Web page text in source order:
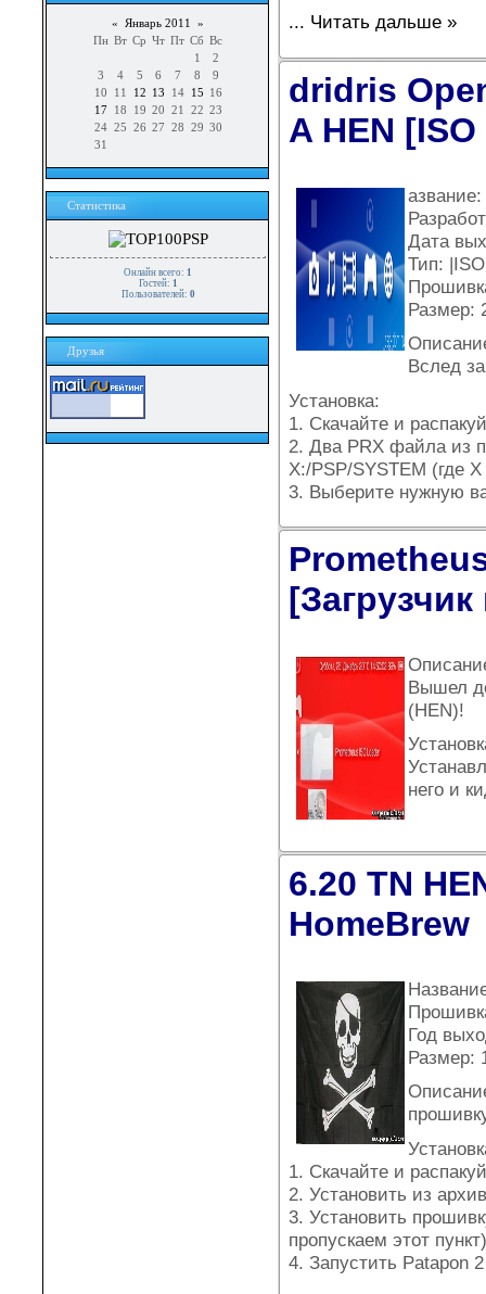
« Январь 2011
»
Пн Вт Ср Чт Пт Сб Вс
1
2
3
4 5 6 7 8
9
10
11 12 13 14 15
16
17
18 19 20 21 22 23
24 25 26 27 28 29 30
31
Статистика
Онлайн всего: 1
Гостей: 1
Пользователей: 0
Друзья
... Читать дальше »
dridris
A HEN
Дата
Тип:
Размер:
Вслед
Установка:
1. Скачайте и
2. Два PRX файла из
X:/PSP/SYSTEM (где
3. Выберите нужную
Вышел
(HEN)!
него и
6.20 TN
HomeBrew
Год
Размер:
1. Скачайте и
2. Установить из
3. Установить
пропускаем этот пункт)
4. Запустить Patapon